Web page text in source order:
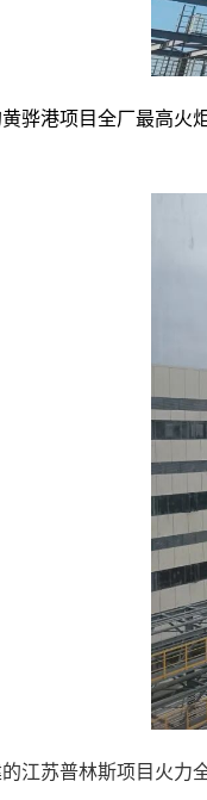
骅港项目全厂最高火
江苏普林斯项目火力